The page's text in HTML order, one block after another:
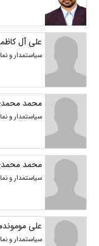
علی آل
سیاستمدار و
محمد
سیاستمدار و
محمد
سیاستمدار و
علی
سیاستمدار و